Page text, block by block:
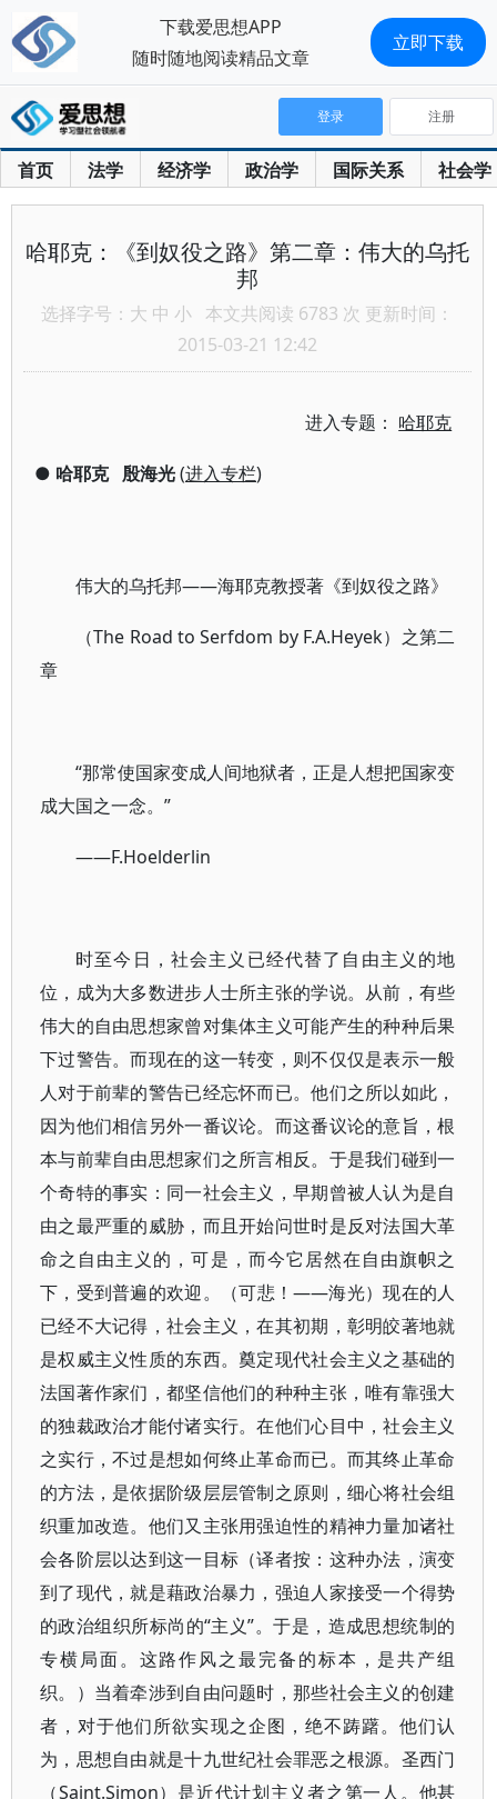
首页 法学 经济学 政治学 国际关系 社会学
登录 注册
哈耶克：《到奴役之路》第二章：伟大的乌托
邦
选择字号： 大 中 小 本文共阅读 6783 次 更新时间：
2015-03-21 12:42
进入专题： 哈耶克
● 哈耶克 殷海光(进入专栏)
伟大的乌托邦——海耶克教授著《到奴役之路》
（The Road to Serfdom by F.A.Heyek）之第二
章
“那常使国家变成人间地狱者，正是人想把国家变
成大国之一念。”
——F.Hoelderlin
时至今日，社会主义已经代替了自由主义的地
位，成为大多数进步人士所主张的学说。从前，有些
伟大的自由思想家曾对集体主义可能产生的种种后果
下过警告。而现在的这一转变，则不仅仅是表示一般
人对于前辈的警告已经忘怀而已。他们之所以如此，
因为他们相信另外一番议论。而这番议论的意旨，根
本与前辈自由思想家们之所言相反。于是我们碰到一
个奇特的事实：同一社会主义，早期曾被人认为是自
由之最严重的威胁，而且开始问世时是反对法国大革
命之自由主义的，可是，而今它居然在自由旗帜之
下，受到普遍的欢迎。（可悲！——海光）现在的人
已经不大记得，社会主义，在其初期，彰明皎著地就
是权威主义性质的东西。奠定现代社会主义之基础的
法国著作家们，都坚信他们的种种主张，唯有靠强大
的独裁政治才能付诸实行。在他们心目中，社会主义
之实行，不过是想如何终止革命而已。而其终止革命
的方法，是依据阶级层层管制之原则，细心将社会组
织重加改造。他们又主张用强迫性的精神力量加诸社
会各阶层以达到这一目标（译者按：这种办法，演变
到了现代，就是藉政治暴力，强迫人家接受一个得势
的政治组织所标尚的“主义”。于是，造成思想统制的
专横局面。这路作风之最完备的标本，是共产组
织。）当着牵涉到自由问题时，那些社会主义的创建
者，对于他们所欲实现之企图，绝不踌躇。他们认
为，思想自由就是十九世纪社会罪恶之根源。圣西门
（Saint.Simon）是近代计划主义者之第一人。他甚
下载爱思想APP
随时随地阅读精品文章
立即下载